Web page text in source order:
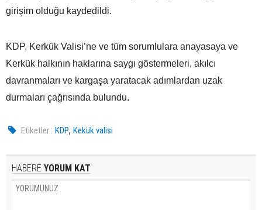
girişim olduğu kaydedildi.
KDP, Kerkük Valisi’ne ve tüm sorumlulara anayasaya ve
Kerkük halkının haklarına saygı göstermeleri, akılcı
davranmaları ve kargaşa yaratacak adımlardan uzak
durmaları çağrısında bulundu.
Etiketler : KDP,Kekük valisi
HABERE YORUM KAT